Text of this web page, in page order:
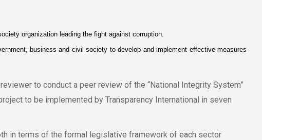
organization leading the fight against corruption.
business and civil society to develop and implement effective measures
to conduct a peer review of the “National Integrity System”
to be implemented by Transparency International in seven
in terms of the formal legislative framework of each sector